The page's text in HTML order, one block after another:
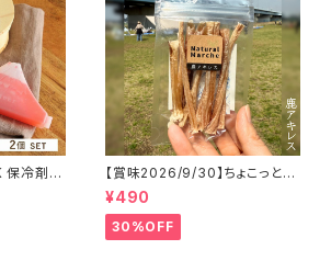
保冷剤 2
イスパ
【賞味2026/9/30】ちょこっと
「鹿アキレス」ジビエ鹿 おやつ
¥490
30%OFF